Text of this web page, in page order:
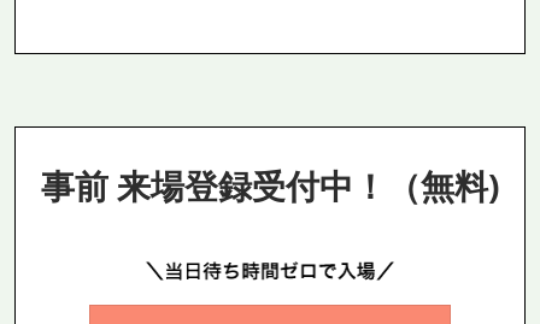
事前 来場登録受付中！（無料)